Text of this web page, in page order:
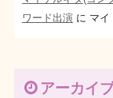
ワード出演に マイ
アーカイ